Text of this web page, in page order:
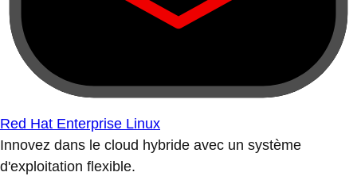
Red Hat Enterprise Linux
Innovez dans le cloud hybride avec un système
d'exploitation flexible.